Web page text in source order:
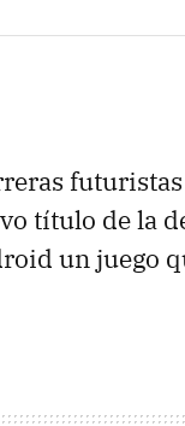
título de la
un juego